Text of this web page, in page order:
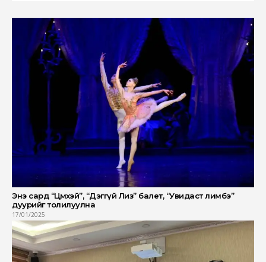
Энэ сард “Цөмөөхэй”, “Дэггүй Лиз” балет, “Увидаст лимбэ”
дуурийг толилуулна
17/01/2025